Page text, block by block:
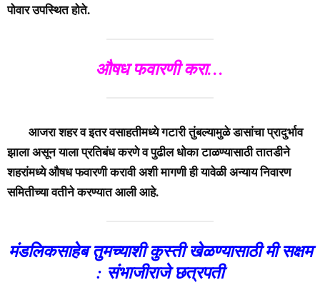
पोवार उपस्थित होते.
औषध फवारणी करा…
आजरा शहर व इतर वसाहतीमध्ये गटारी तुंबल्यामुळे डासांचा प्रादुर्भाव
झाला असून याला प्रतिबंध करणे व पुढील धोका टाळण्यासाठी तातडीने
शहरांमध्ये औषध फवारणी करावी अशी मागणी ही यावेळी अन्याय निवारण
समितीच्या वतीने करण्यात आली आहे.
मंडलिकसाहेब तुमच्याशी कुस्ती खेळण्यासाठी मी सक्षम
: संभाजीराजे छत्रपती